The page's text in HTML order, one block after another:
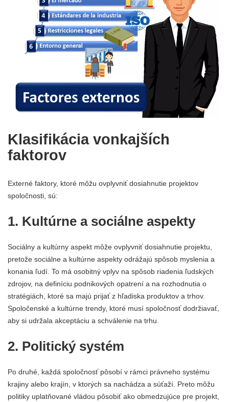
Klasifikácia vonkajších
faktorov
Externé faktory, ktoré môžu ovplyvniť dosiahnutie projektov
spoločnosti, sú:
1. Kultúrne a sociálne aspekty
Sociálny a kultúrny aspekt môže ovplyvniť dosiahnutie projektu,
pretože sociálne a kultúrne aspekty odrážajú spôsob myslenia a
konania ľudí. To má osobitný vplyv na spôsob riadenia ľudských
zdrojov, na definíciu podnikových opatrení a na rozhodnutia o
stratégiách, ktoré sa majú prijať z hľadiska produktov a trhov.
Spoločenské a kultúrne trendy, ktoré musí spoločnosť dodržiavať,
aby si udržala akceptáciu a schválenie na trhu.
2. Politický systém
Po druhé, každá spoločnosť pôsobí v rámci právneho systému
krajiny alebo krajín, v ktorých sa nachádza a súťaží. Preto môžu
politiky uplatňované vládou pôsobiť ako obmedzujúce pre projekt,